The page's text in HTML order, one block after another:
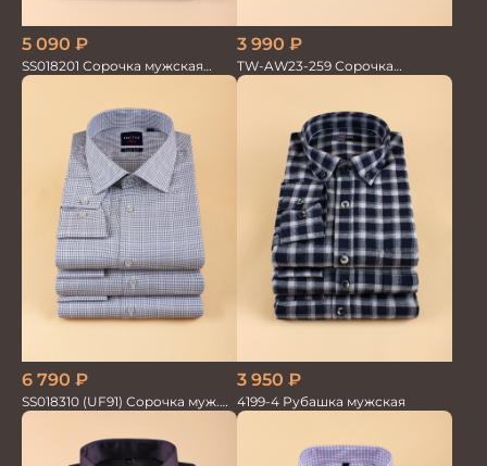
5 090 ₽
SS018201 Сорочка мужская
GROSTYLE PRIME
3 990 ₽
TW-AW23-259 Сорочка
мужская
6 790 ₽
SS018310 (UF91) Сорочка муж.
GROSTYLE TRENDY
3 950 ₽
4199-4 Рубашка мужская